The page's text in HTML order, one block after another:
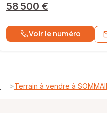
58 500 €
Voir le numéro
>Terrain à vendre à